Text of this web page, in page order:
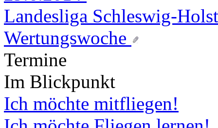
Landesliga Schleswig-
Wertungswoche
Termine
Im Blickpunkt
Ich möchte mitfliegen!